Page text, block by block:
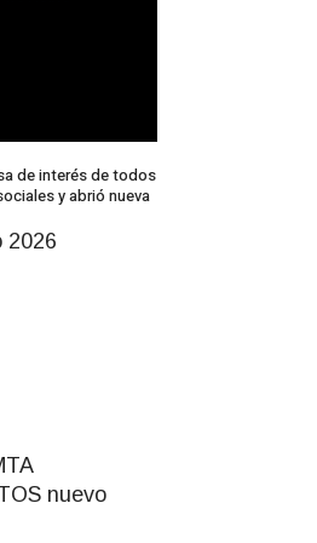
de interés de todos
y abrió nueva
2026